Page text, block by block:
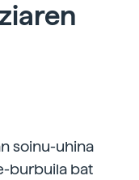
soinu-uhina
burbuila bat